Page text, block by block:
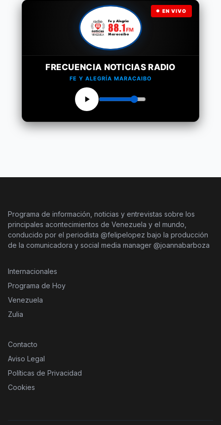
EN VIVO
FRECUENCIA NOTICIAS RADIO
FE Y ALEGRÍA MARACAIBO
Programa de información, noticias y entrevistas sobre los
principales acontecimientos de Venezuela y el mundo,
conducido por el periodista @felipelopez bajo la producción
de la comunicadora y social media manager @joannabarboza
Internacionales
Programa de Hoy
Venezuela
Zulia
Contacto
Aviso Legal
Políticas de Privacidad
Cookies